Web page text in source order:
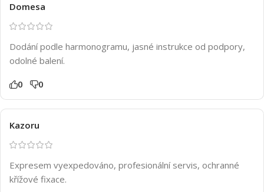
Domesa
Dodání podle harmonogramu, jasné instrukce od podpory,
odolné balení.
0 0
Kazoru
Expresem vyexpedováno, profesionální servis, ochranné
křížové fixace.